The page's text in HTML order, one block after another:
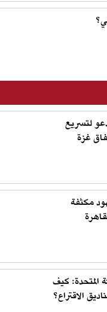
لتسريع
غزة
مكثفة
المتحدة: كيف
الاقتراع؟